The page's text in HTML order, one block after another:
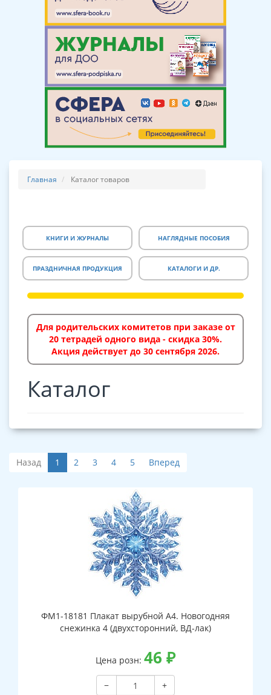
Главная Каталог товаров
КНИГИ И ЖУРНАЛЫ НАГЛЯДНЫЕ ПОСОБИЯ
ПРАЗДНИЧНАЯ ПРОДУКЦИЯ КАТАЛОГИ И ДР.
Для родительских комитетов при заказе от
20 тетрадей одного вида - скидка 30%.
Акция действует до 30 сентября 2026.
Каталог
Назад 1 2 3 4 5 Вперед
ФМ1-18181 Плакат вырубной А4. Новогодняя
снежинка 4 (двухсторонний, ВД-лак)
Цена розн: 46 ₽
−
+